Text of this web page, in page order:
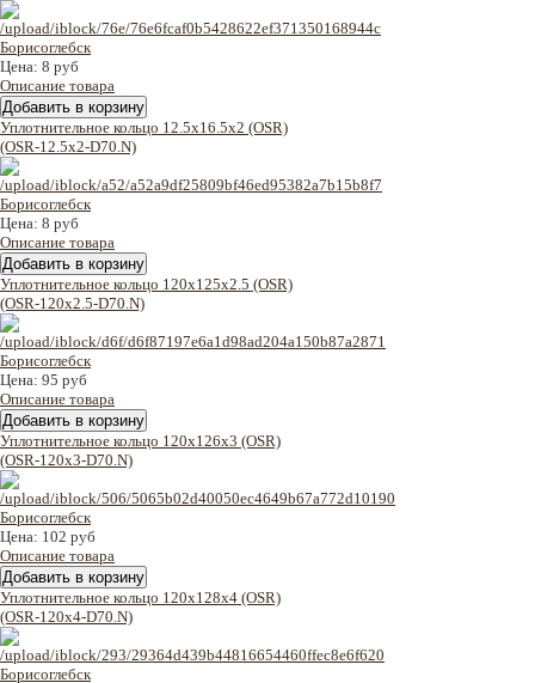
Цена: 8 руб
Описание товара
Уплотнительное кольцо 12.5x16.5x2 (OSR)
(OSR-12.5x2-D70.N)
Цена: 8 руб
Описание товара
Уплотнительное кольцо 120x125x2.5 (OSR)
(OSR-120x2.5-D70.N)
Цена: 95 руб
Описание товара
Уплотнительное кольцо 120x126x3 (OSR)
(OSR-120x3-D70.N)
Цена: 102 руб
Описание товара
Уплотнительное кольцо 120x128x4 (OSR)
(OSR-120x4-D70.N)